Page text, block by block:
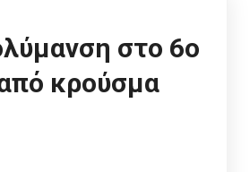
στο 6ο
κρούσμα